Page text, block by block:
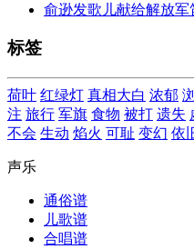
俞逊发歌儿献给解放
标签
荷叶 红绿灯 真相大白 浓郁
注 旅行 军旗 食物 被打 遗失
不会 生动 焰火 可耻 变幻 依
声乐
通俗谱
儿歌谱
合唱谱